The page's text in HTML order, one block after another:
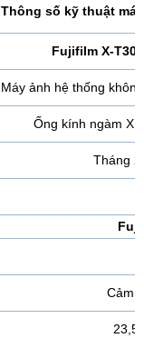
Thông số kỹ thuật
Fujifilm X-T30
Máy ảnh hệ thống
Ống kính ngàm X
Tháng
Cảm
23,5